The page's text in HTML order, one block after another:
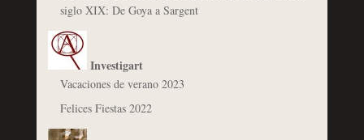
siglo XIX: De Goya a Sargent
Investigart
Vacaciones de verano 2023
Felices Fiestas 2022